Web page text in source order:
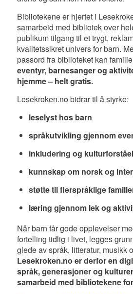
Bibliotekene er hjertet i
samarbeid med bibliotek over
publikum tilgang til et trygt,
kvalitetssikret univers for barn.
passord fra biblioteket kan
eventyr, barnesanger og
hjemme – helt gratis.
Lesekroken.no bidrar til å styrke:
leselyst hos barn
språkutvikling gjennom
inkludering og
kunnskap om norsk og
støtte til flerspråklige
læring gjennom lek og
Når barn får gode opplevelser
fortelling tidlig i livet, legges
glede av språk, litteratur, musikk
Lesekroken.no er derfor en
språk, generasjoner og
samarbeid med bibliotekene